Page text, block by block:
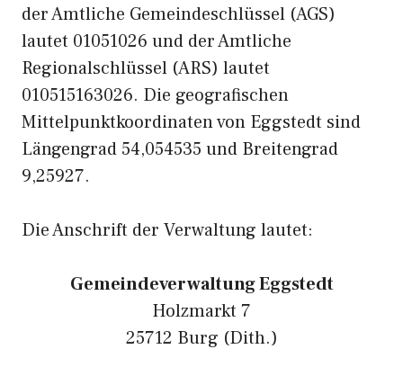
der Amtliche Gemeindeschlüssel (AGS)
lautet 01051026 und der Amtliche
Regionalschlüssel (ARS) lautet
010515163026. Die geografischen
Mittelpunktkoordinaten von Eggstedt sind
Längengrad 54,054535 und Breitengrad
9,25927.
Die Anschrift der Verwaltung lautet:
Gemeindeverwaltung Eggstedt
Holzmarkt 7
25712 Burg (Dith.)